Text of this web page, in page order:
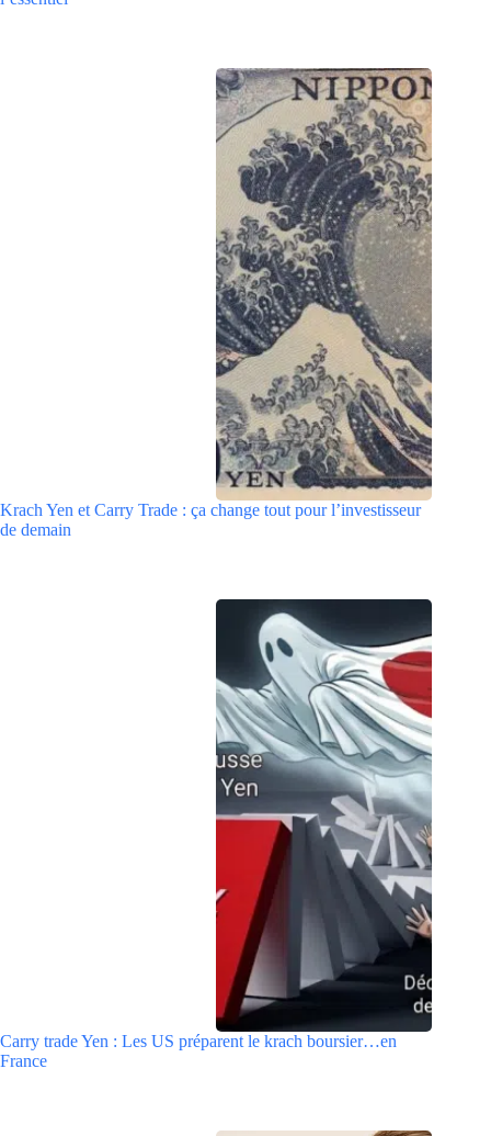
Krach Yen et Carry Trade : ça change tout pour l’investisseur
de demain
Carry trade Yen : Les US préparent le krach boursier…en
France